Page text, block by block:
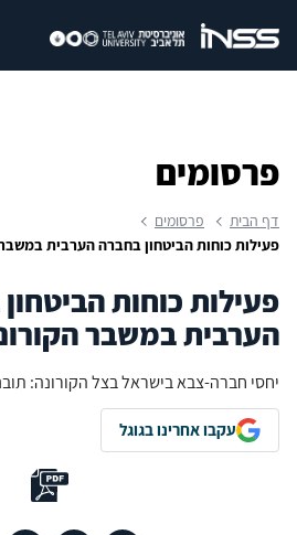
פרסומים
דף הבית
פרסומים
פעילות כוחות הביטחון בחברה הערבית
פעילות כוחות
הערבית במשבר
יחסי חברה-צבא בישראל בצל הקורונה:
עקבו אחרינו בגוגל